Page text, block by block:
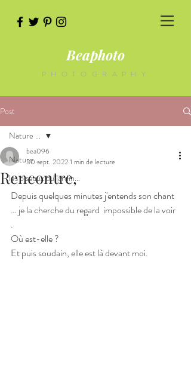
Beaphoto
PHOTOGRAPHY
Post
Nature ...
les oiseaux du jardin...
Nature ...
Rencontre,
bea096
30 sept. 20221 min de lecture
Depuis quelques minutes j'entends son chant
… je la cherche du regard  impossible de la voir
.
Où est-elle ?
Et puis soudain, elle est là devant moi.